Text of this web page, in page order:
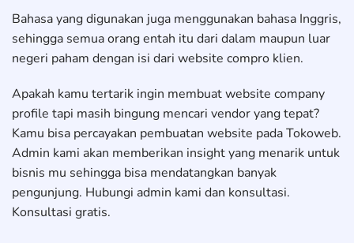
Bahasa yang digunakan juga menggunakan bahasa Inggris,
sehingga semua orang entah itu dari dalam maupun luar
negeri paham dengan isi dari website compro klien.
Apakah kamu tertarik ingin membuat website company
profile tapi masih bingung mencari vendor yang tepat?
Kamu bisa percayakan pembuatan website pada Tokoweb.
Admin kami akan memberikan insight yang menarik untuk
bisnis mu sehingga bisa mendatangkan banyak
pengunjung. Hubungi admin kami dan konsultasi.
Konsultasi gratis.